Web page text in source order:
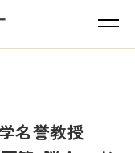
名誉教授